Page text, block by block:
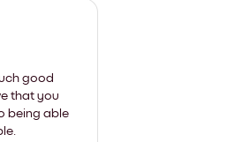
good
that you
being able